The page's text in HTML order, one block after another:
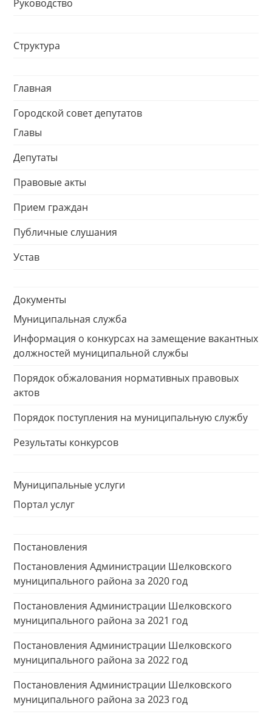
Руководство
Структура
Главная
Городской совет депутатов
Главы
Депутаты
Правовые акты
Прием граждан
Публичные слушания
Устав
Документы
Муниципальная служба
Информация о конкурсах на замещение вакантных
должностей муниципальной службы
Порядок обжалования нормативных правовых
актов
Порядок поступления на муниципальную службу
Результаты конкурсов
Муниципальные услуги
Портал услуг
Постановления
Постановления Администрации Шелковского
муниципального района за 2020 год
Постановления Администрации Шелковского
муниципального района за 2021 год
Постановления Администрации Шелковского
муниципального района за 2022 год
Постановления Администрации Шелковского
муниципального района за 2023 год